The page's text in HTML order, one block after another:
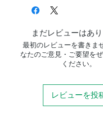
まだレビューはあ
最初のレビューを書きま
なたのご意見・ご要望を
ください。
レビューを投